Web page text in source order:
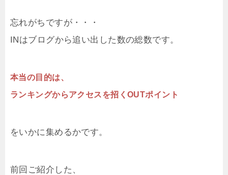
忘れがちですが・・・
INはブログから追い出した数の総数です。
本当の目的は、
ランキングからアクセスを招くOUTポイント
をいかに集めるかです。
前回ご紹介した、